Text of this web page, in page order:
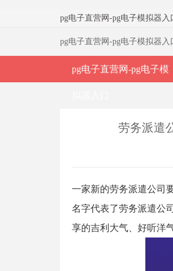
pg电子直营网-pg电子模拟器入
pg电子直营网-pg电子模拟器入
pg电子直营网-pg电子模
劳务派遣
一家新的劳务派遣公司
名字代表了劳务派遣公
享的吉利大气、好听洋